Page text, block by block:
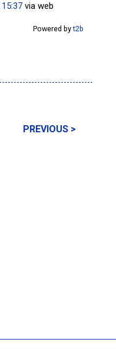
15:37 via web
Powered byt2b
PREVIOUS >